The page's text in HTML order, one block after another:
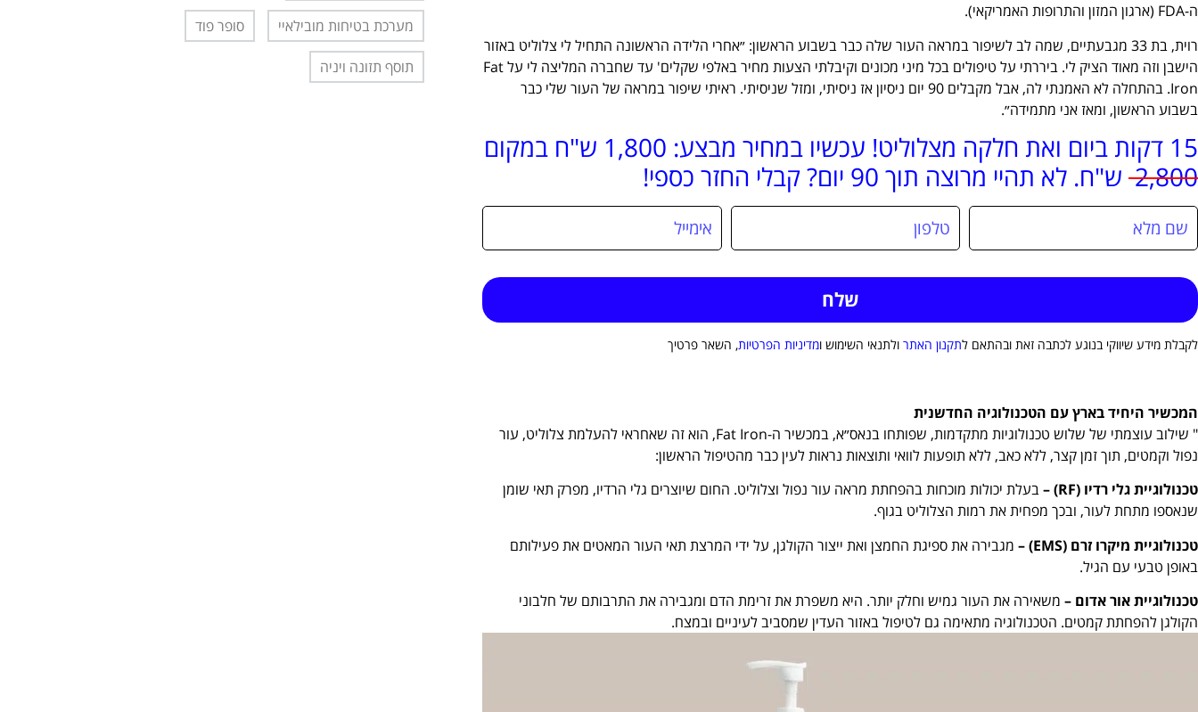
ה-FDA (ארגון המזון והתרופות האמריקאי).
רוית, בת 33 מגבעתיים, שמה לב לשיפור במראה העור שלה כבר בשבוע הראשון: ״אחרי הלידה הראשונה התחיל לי צלוליט באזור
הישבן וזה מאוד הציק לי. ביררתי על טיפולים בכל מיני מכונים וקיבלתי הצעות מחיר באלפי שקלים' עד שחברה המליצה לי על Fat
Iron. בהתחלה לא האמנתי לה, אבל מקבלים 90 יום ניסיון אז ניסיתי, ומזל שניסיתי. ראיתי שיפור במראה של העור שלי כבר
בשבוע הראשון, ומאז אני מתמידה״.
15 דקות ביום ואת חלקה מצלוליט! עכשיו במחיר מבצע: 1,800 ש"ח במקום
2,800 ש"ח. לא תהיי מרוצה תוך 90 יום? קבלי החזר כספי!
לקבלת מידע שיווקי בנוגע לכתבה זאת ובהתאם לתקנון האתר ולתנאי השימוש ומדיניות הפרטיות, השאר פרטיך
המכשיר היחיד בארץ עם הטכנולוגיה החדשנית
" שילוב עוצמתי של שלוש טכנולוגיות מתקדמות, שפותחו בנאס״א, במכשיר ה-Fat Iron, הוא זה שאחראי להעלמת צלוליט, עור
נפול וקמטים, תוך זמן קצר, ללא כאב, ללא תופעות לוואי ותוצאות נראות לעין כבר מהטיפול הראשון:
טכנולוגיית גלי רדיו (RF) –
בעלת יכולות מוכחות בהפחתת מראה עור נפול וצלוליט. החום שיוצרים גלי הרדיו, מפרק תאי שומן
שנאספו מתחת לעור, ובכך מפחית את רמות הצלוליט בגוף.
טכנולוגיית מיקרו זרם (EMS) –
מגבירה את ספיגת החמצן ואת ייצור הקולגן, על ידי המרצת תאי העור המאטים את פעילותם
באופן טבעי עם הגיל.
טכנולוגיית אור אדום – משאירה את העור גמיש וחלק יותר. היא משפרת את זרימת הדם ומגבירה את התרבותם של חלבוני
הקולגן להפחתת קמטים. הטכנולוגיה מתאימה גם לטיפול באזור העדין שמסביב לעיניים ובמצח.
מערכת בטיחות מובילאיי סופר פוד
תוסף תזונה ויניה